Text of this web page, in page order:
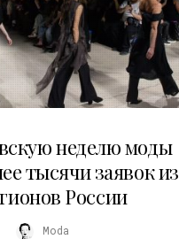
неделю моды
тысячи заявок из
России
Moda